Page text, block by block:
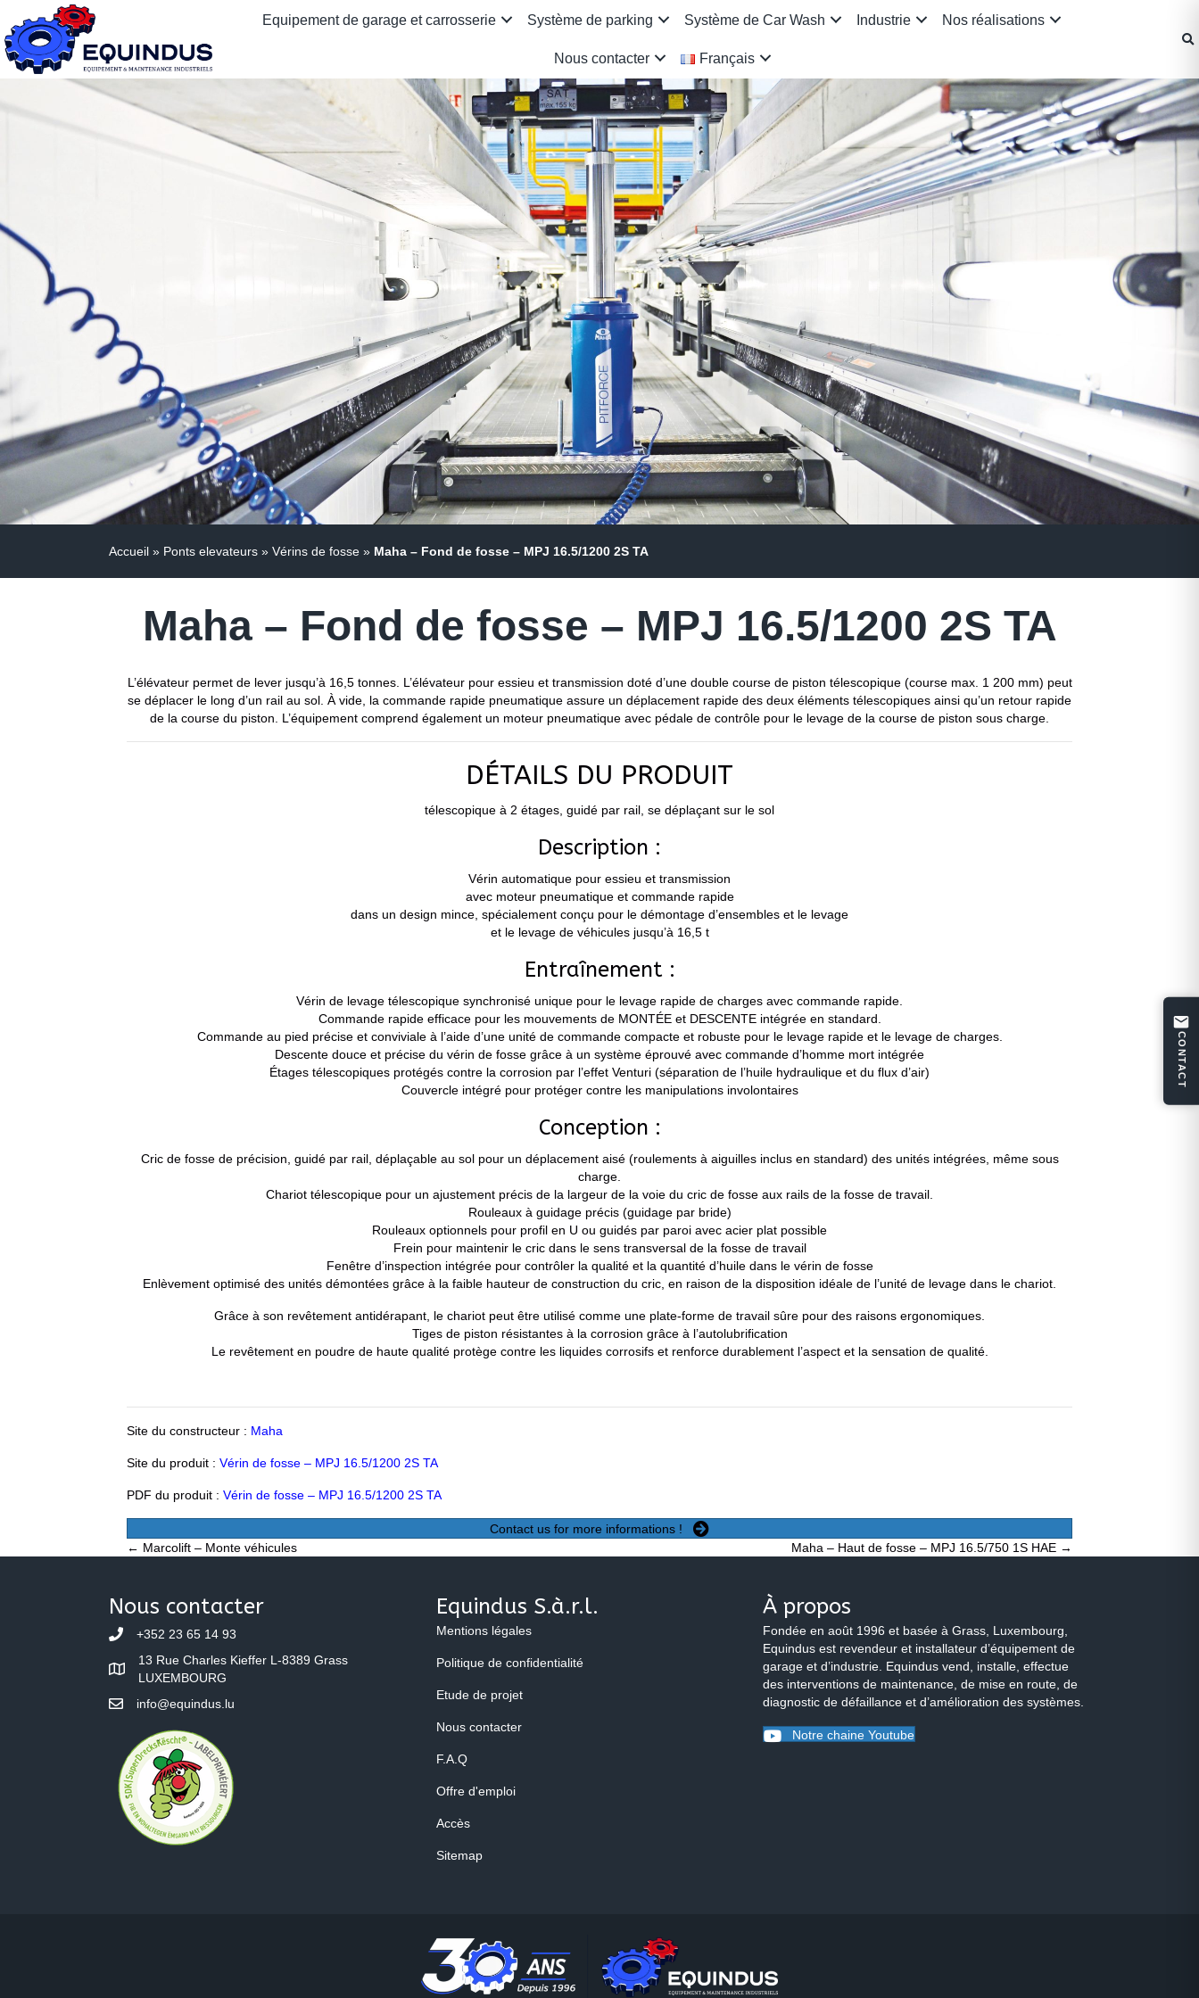
Equipement de garage et carrosserie Système de parking Système de Car Wash Industrie Nos réalisations
Nous contacter Français
Accueil » Ponts elevateurs » Vérins de fosse » Maha – Fond de fosse – MPJ 16.5/1200 2S TA
Maha – Fond de fosse – MPJ 16.5/1200 2S TA
L’élévateur permet de lever jusqu’à 16,5 tonnes. L’élévateur pour essieu et transmission doté d’une double course de piston télescopique (course max. 1 200 mm) peut
se déplacer le long d’un rail au sol. À vide, la commande rapide pneumatique assure un déplacement rapide des deux éléments télescopiques ainsi qu’un retour rapide
de la course du piston. L’équipement comprend également un moteur pneumatique avec pédale de contrôle pour le levage de la course de piston sous charge.
DÉTAILS DU PRODUIT
télescopique à 2 étages, guidé par rail, se déplaçant sur le sol
Description :
Vérin automatique pour essieu et transmission
avec moteur pneumatique et commande rapide
dans un design mince, spécialement conçu pour le démontage d’ensembles et le levage
et le levage de véhicules jusqu’à 16,5 t
Entraînement :
Vérin de levage télescopique synchronisé unique pour le levage rapide de charges avec commande rapide.
Commande rapide efficace pour les mouvements de MONTÉE et DESCENTE intégrée en standard.
Commande au pied précise et conviviale à l’aide d’une unité de commande compacte et robuste pour le levage rapide et le levage de charges.
Descente douce et précise du vérin de fosse grâce à un système éprouvé avec commande d’homme mort intégrée
Étages télescopiques protégés contre la corrosion par l’effet Venturi (séparation de l’huile hydraulique et du flux d’air)
Couvercle intégré pour protéger contre les manipulations involontaires
Conception :
Cric de fosse de précision, guidé par rail, déplaçable au sol pour un déplacement aisé (roulements à aiguilles inclus en standard) des unités intégrées, même sous
charge.
Chariot télescopique pour un ajustement précis de la largeur de la voie du cric de fosse aux rails de la fosse de travail.
Rouleaux à guidage précis (guidage par bride)
Rouleaux optionnels pour profil en U ou guidés par paroi avec acier plat possible
Frein pour maintenir le cric dans le sens transversal de la fosse de travail
Fenêtre d’inspection intégrée pour contrôler la qualité et la quantité d’huile dans le vérin de fosse
Enlèvement optimisé des unités démontées grâce à la faible hauteur de construction du cric, en raison de la disposition idéale de l’unité de levage dans le chariot.
Grâce à son revêtement antidérapant, le chariot peut être utilisé comme une plate-forme de travail sûre pour des raisons ergonomiques.
Tiges de piston résistantes à la corrosion grâce à l’autolubrification
Le revêtement en poudre de haute qualité protège contre les liquides corrosifs et renforce durablement l’aspect et la sensation de qualité.
Site du constructeur : Maha
Site du produit : Vérin de fosse – MPJ 16.5/1200 2S TA
PDF du produit : Vérin de fosse – MPJ 16.5/1200 2S TA
Contact us for more informations !
Posts
navigation
← Marcolift – Monte véhicules Maha – Haut de fosse – MPJ 16.5/750 1S HAE →
Nous contacter
+352 23 65 14 93
13 Rue Charles Kieffer L-8389 Grass
LUXEMBOURG
info@equindus.lu
Equindus S.à.r.l.
Mentions légales
Politique de confidentialité
Etude de projet
Nous contacter
F.A.Q
Offre d'emploi
Accès
Sitemap
À propos
Fondée en août 1996 et basée à Grass, Luxembourg,
Equindus est revendeur et installateur d’équipement de
garage et d’industrie. Equindus vend, installe, effectue
des interventions de maintenance, de mise en route, de
diagnostic de défaillance et d’amélioration des systèmes.
Notre chaine Youtube
CONTACT